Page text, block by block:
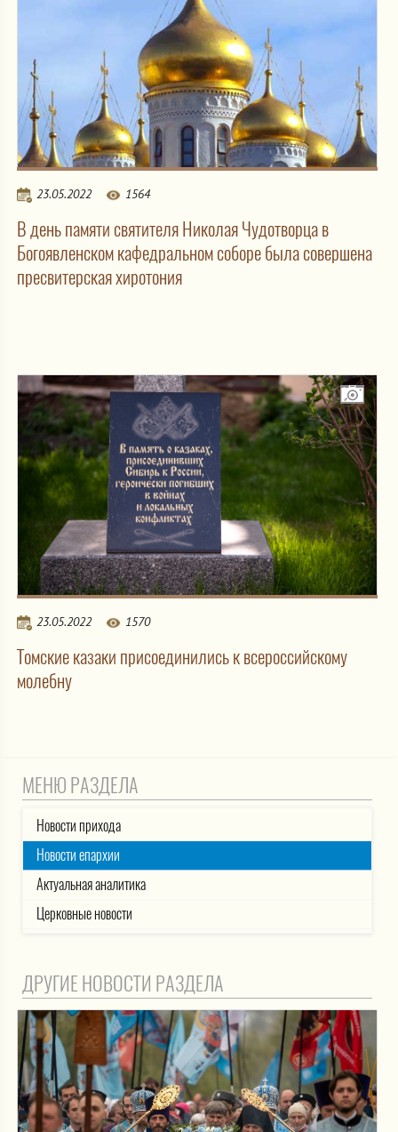
23.05.2022 1564
В день памяти святителя Николая Чудотворца в
Богоявленском кафедральном соборе была совершена
пресвитерская хиротония
23.05.2022 1570
Томские казаки присоединились к всероссийскому
молебну
МЕНЮ РАЗДЕЛА
Новости прихода
Новости епархии
Актуальная аналитика
Церковные новости
ДРУГИЕ НОВОСТИ РАЗДЕЛА